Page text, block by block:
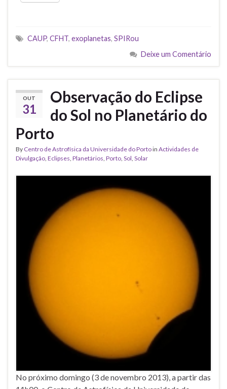
CAUP, CFHT, exoplanetas, SPIRou
Deixe um Comentário
OUT
31
Observação do Eclipse
do Sol no Planetário do
Porto
By Centro de Astrofísica da Universidade do Portoin Actividades de
Divulgação, Eclipses, Planetários, Porto, Sol, Solar
No próximo domingo (3 de novembro 2013), a partir das